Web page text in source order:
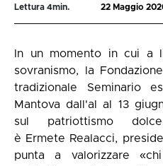
Lettura 4min. 22 Maggio
In un momento in cui a
sovranismo, la
tradizionale Seminario
Mantova dall'al al 13
sul patriottismo
è Ermete Realacci,
punta a valorizzare